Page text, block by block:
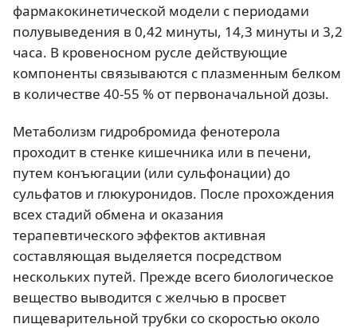
фармакокинетической модели с периодами
полувыведения в 0,42 минуты, 14,3 минуты и 3,2
часа. В кровеносном русле действующие
компоненты связываются с плазменным белком
в количестве 40-55 % от первоначальной дозы.
Метаболизм гидробромида фенотерола
проходит в стенке кишечника или в печени,
путем конъюгации (или сульфонации) до
сульфатов и глюкуронидов. После прохождения
всех стадий обмена и оказания
терапевтического эффектов активная
составляющая выделяется посредством
нескольких путей. Прежде всего биологическое
вещество выводится с желчью в просвет
пищеварительной трубки со скоростью около